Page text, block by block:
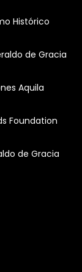
Histórico
de Gracia
Aquila
Foundation
de Gracia